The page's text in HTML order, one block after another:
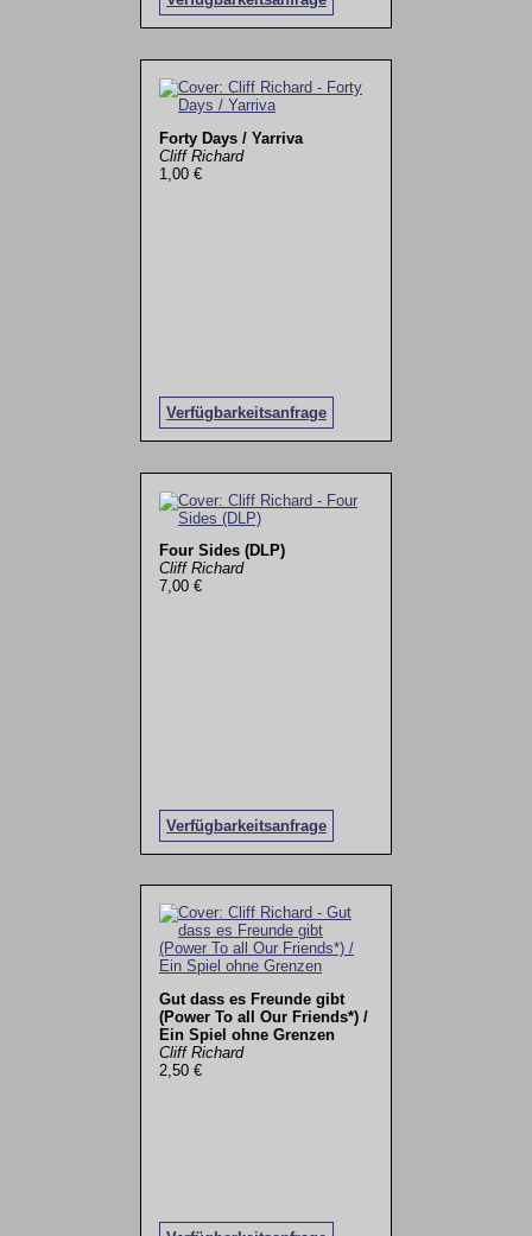
Forty Days / Yarriva
Cliff Richard
1,00 €
Verfügbarkeitsanfrage
Four Sides (DLP)
Cliff Richard
7,00 €
Verfügbarkeitsanfrage
Gut dass es Freunde gibt
(Power To all Our Friends*) /
Ein Spiel ohne Grenzen
Cliff Richard
2,50 €